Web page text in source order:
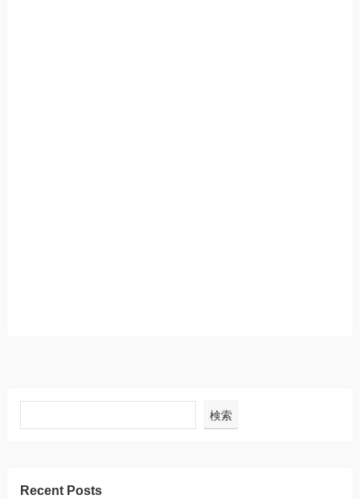
検索
Recent Posts